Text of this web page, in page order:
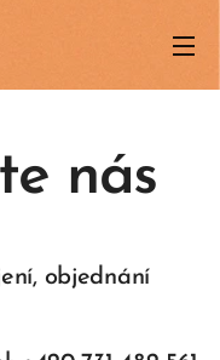
nás
objednání